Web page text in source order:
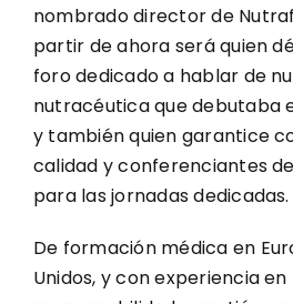
nombrado director de
partir de ahora será quien
foro dedicado a hablar de
nutracéutica que debutaba
y también quien garantice
calidad y conferenciantes
para las jornadas dedicadas.
De formación médica en
Unidos, y con experiencia